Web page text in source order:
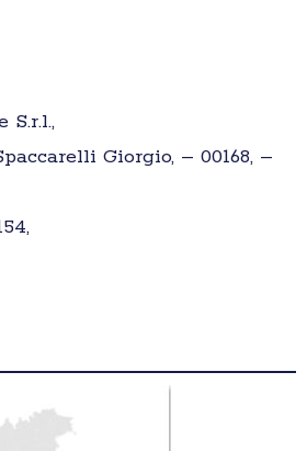
S.r.l.,
Giorgio, – 00168, –